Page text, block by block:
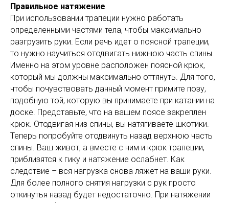
Правильное натяжение
При использовании трапеции нужно работать
определенными частями тела, чтобы максимально
разгрузить руки. Если речь идет о поясной трапеции,
то нужно научиться отодвигать нижнюю часть спины.
Именно на этом уровне расположен поясной крюк,
который мы должны максимально оттянуть. Для того,
чтобы почувствовать данный момент примите позу,
подобную той, которую вы принимаете при катании на
доске. Представьте, что на вашем поясе закреплен
крюк. Отодвигая низ спины, вы натягиваете шкотики.
Теперь попробуйте отодвинуть назад верхнюю часть
спины. Ваш живот, а вместе с ним и крюк трапеции,
приблизятся к гику и натяжение ослабнет. Как
следствие – вся нагрузка снова ляжет на ваши руки.
Для более полного снятия нагрузки с рук просто
откинутья назад будет недостаточно. При натяжении